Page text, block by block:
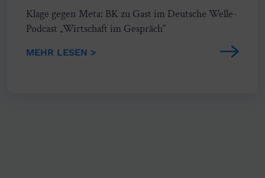
Klage gegen Meta: BK zu Gast im Deutsche Welle-
Podcast „Wirtschaft im Gespräch“
MEHR LESEN >